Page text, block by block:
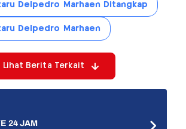
Delpedro Marhaen Ditangkap
Delpedro Marhaen
Lihat Berita Terkait
24 JAM